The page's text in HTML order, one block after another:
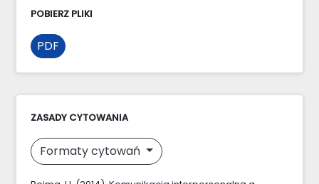
POBIERZ PLIKI
PDF
ZASADY CYTOWANIA
Formaty cytowań